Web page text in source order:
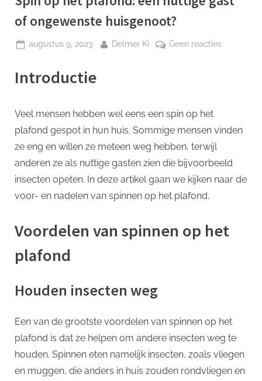
of ongewenste huisgenoot?
Geplaatst
augustus 9, 2023 Door
Delmer Ki Geen reactiesop
nuttige
Introductie
Veel mensen hebben wel eens een spin op het
plafond gespot in hun huis. Sommige mensen vinden
ze eng en willen ze meteen weg hebben, terwijl
anderen ze als nuttige gasten zien die bijvoorbeeld
insecten opeten. In deze artikel gaan we kijken naar de
voor- en nadelen van spinnen op het plafond.
Voordelen van spinnen op het
plafond
Houden insecten weg
Een van de grootste voordelen van spinnen op het
plafond is dat ze helpen om andere insecten weg te
houden. Spinnen eten namelijk insecten, zoals vliegen
en muggen, die anders in huis zouden rondvliegen en